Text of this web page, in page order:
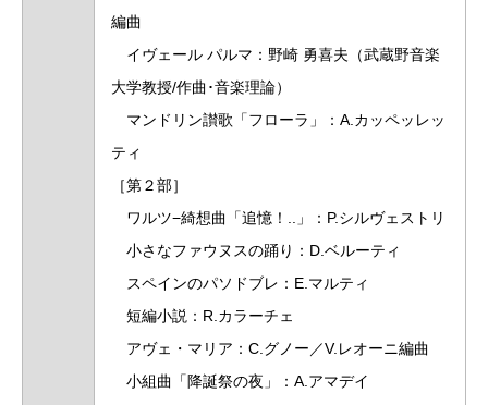
編曲
イヴェール パルマ：野崎 勇喜夫（武蔵野音楽
大学教授/作曲･音楽理論）
マンドリン讃歌「フローラ」：A.カッペッレッ
ティ
［第２部］
ワルツ−綺想曲「追憶！..」：P.シルヴェストリ
小さなファウヌスの踊り：D.ベルーティ
スペインのパソドブレ：E.マルティ
短編小説：R.カラーチェ
アヴェ・マリア：C.グノー／V.レオーニ編曲
小組曲「降誕祭の夜」：A.アマデイ